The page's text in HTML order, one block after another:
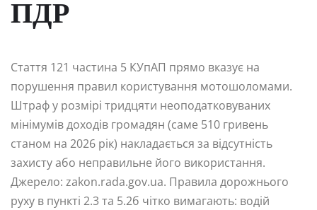
ПДР
Стаття 121 частина 5 КУпАП прямо вказує на
порушення правил користування мотошоломами.
Штраф у розмірі тридцяти неоподатковуваних
мінімумів доходів громадян (саме 510 гривень
станом на 2026 рік) накладається за відсутність
захисту або неправильне його використання.
Джерело: zakon.rada.gov.ua. Правила дорожнього
руху в пункті 2.3 та 5.2б чітко вимагають: водій